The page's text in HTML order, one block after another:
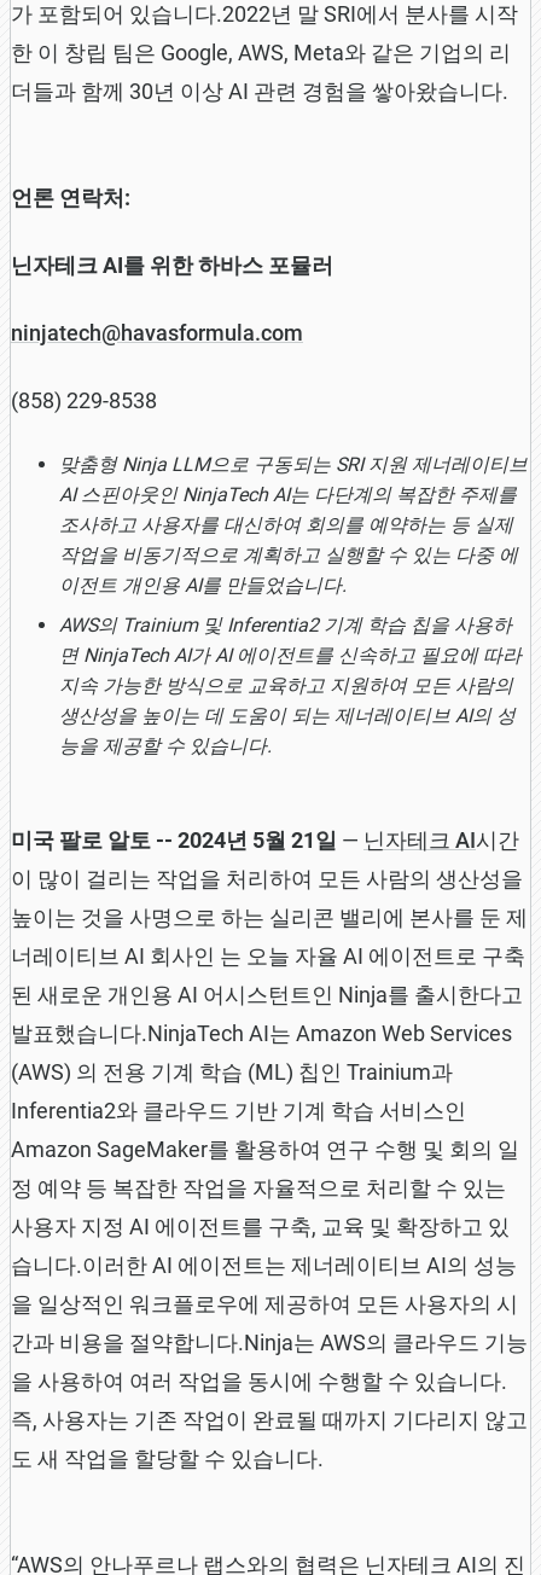
가 포함되어 있습니다.2022년 말 SRI에서 분사를 시작
한 이 창립 팀은 Google, AWS, Meta와 같은 기업의 리
더들과 함께 30년 이상 AI 관련 경험을 쌓아왔습니다.
언론 연락처:
닌자테크 AI를 위한 하바스 포뮬러
ninjatech@havasformula.com
(858) 229-8538
맞춤형 Ninja LLM으로 구동되는 SRI 지원 제너레이티브
AI 스핀아웃인 NinjaTech AI는 다단계의 복잡한 주제를
조사하고 사용자를 대신하여 회의를 예약하는 등 실제
작업을 비동기적으로 계획하고 실행할 수 있는 다중 에
이전트 개인용 AI를 만들었습니다.
AWS의 Trainium 및 Inferentia2 기계 학습 칩을 사용하
면 NinjaTech AI가 AI 에이전트를 신속하고 필요에 따라
지속 가능한 방식으로 교육하고 지원하여 모든 사람의
생산성을 높이는 데 도움이 되는 제너레이티브 AI의 성
능을 제공할 수 있습니다.
미국 팔로 알토 -- 2024년 5월 21일 — 닌자테크 AI시간
이 많이 걸리는 작업을 처리하여 모든 사람의 생산성을
높이는 것을 사명으로 하는 실리콘 밸리에 본사를 둔 제
너레이티브 AI 회사인 는 오늘 자율 AI 에이전트로 구축
된 새로운 개인용 AI 어시스턴트인 Ninja를 출시한다고
발표했습니다.NinjaTech AI는 Amazon Web Services
(AWS) 의 전용 기계 학습 (ML) 칩인 Trainium과
Inferentia2와 클라우드 기반 기계 학습 서비스인
Amazon SageMaker를 활용하여 연구 수행 및 회의 일
정 예약 등 복잡한 작업을 자율적으로 처리할 수 있는
사용자 지정 AI 에이전트를 구축, 교육 및 확장하고 있
습니다.이러한 AI 에이전트는 제너레이티브 AI의 성능
을 일상적인 워크플로우에 제공하여 모든 사용자의 시
간과 비용을 절약합니다.Ninja는 AWS의 클라우드 기능
을 사용하여 여러 작업을 동시에 수행할 수 있습니다.
즉, 사용자는 기존 작업이 완료될 때까지 기다리지 않고
도 새 작업을 할당할 수 있습니다.
“AWS의 안나푸르나 랩스와의 협력은 닌자테크 AI의 진